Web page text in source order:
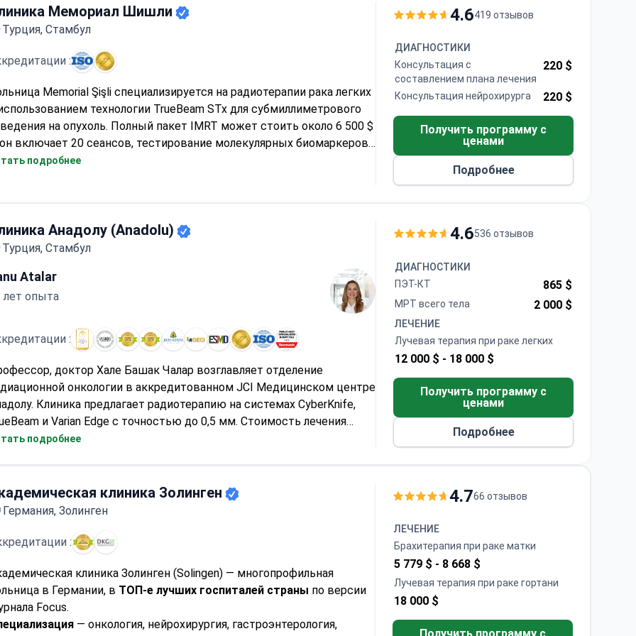
Мемориал Шишли
Турция, Стамбул
:
Memorial Şişli специализируется на радиотерапии рака легких
технологии TrueBeam STx для субмиллиметрового
на опухоль. Полный пакет IMRT может стоить около 6 500 $
включает 20 сеансов, тестирование молекулярных биомаркеров,
КТ и VIP-трансфер. Онкологическое отделение, аккредитованное
подробнее
4.6419 отзывов
ДИАГНОСТИКИ
Консультация с
составлением плана лечения
220 $
Консультация нейрохирурга 220 $
Получить программу с
ценами
Подробнее
Анадолу (Anadolu)
Турция, Стамбул
Atalar
лет опыта
:
доктор Хале Башак Чалар возглавляет отделение
онкологии в аккредитованном JCI Медицинском центре
Клиника предлагает радиотерапию на системах CyberKnife,
и Varian Edge с точностью до 0,5 мм. Стоимость лечения
проводимого амбулаторно, может составлять около 14 000
специалистов. Центр поддерживает партнерство с
Джонса Хопкинса для соблюдения международных
подробнее
4.6536 отзывов
ДИАГНОСТИКИ
ПЭТ-КТ
865 $
МРТ всего тела 2 000 $
ЛЕЧЕНИЕ
Лучевая терапия при раке легких
12 000 $ - 18 000 $
Получить программу с
ценами
Подробнее
клиника Золинген
Германия, Золинген
:
клиника Золинген (Solingen) — многопрофильная
в Германии, в ТОП-е лучших госпиталей страны по версии
Focus.
— онкология, нейрохирургия, гастроэнтерология,
4.766 отзывов
ЛЕЧЕНИЕ
Брахитерапия при раке матки
5 779 $ - 8 668 $
Лучевая терапия при раке гортани
18 000 $